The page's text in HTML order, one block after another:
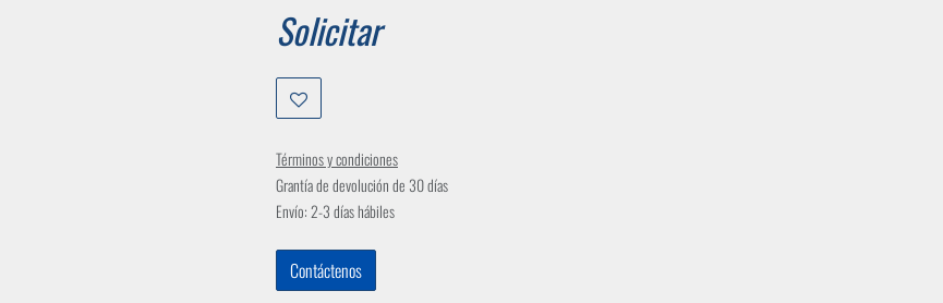
Solicitar
Términos y condiciones
Grantía de devolución de 30 días
Envío: 2-3 días hábiles
Contáctenos